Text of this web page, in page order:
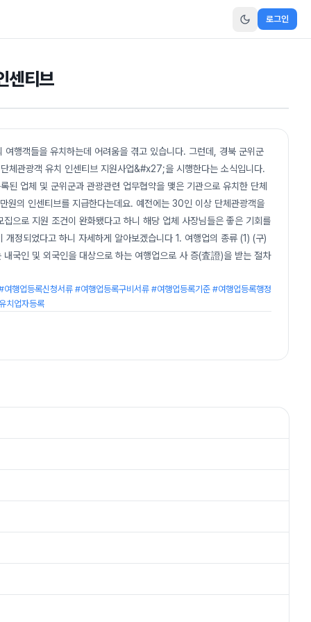
로그인
센티브
행객들을 유치하는데 어려움을 겪고 있습니다. 그런데, 경북 군위군
체관광객 유치 인센티브 지원사업&#x27;을 시행한다는 소식입니다.
된 업체 및 군위군과 관광관련 업무협약을 맺은 기관으로 유치한 단체
의 인센티브를 지급한다는데요. 예전에는 30인 이상 단체관광객을
으로 지원 조건이 완화됐다고 하니 해당 업체 사장님들은 좋은 기회를
정되었다고 하니 자세하게 알아보겠습니다 1. 여행업의 종류 (1) (구)
국인 및 외국인을 대상으로 하는 여행업으로 사 증(査證)을 받는 절차
행업등록신청서류 #여행업등록구비서류 #여행업등록기준 #여행업등록행정
치업자등록